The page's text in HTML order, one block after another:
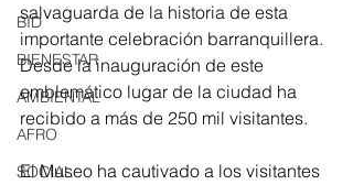
BID
BIENESTAR
AMBIENTAL
AFRO
SOCIAL
salvaguarda de la historia de esta
importante celebración barranquillera.
Desde la inauguración de este
emblemático lugar de la ciudad ha
recibido a más de 250 mil visitantes.
El Museo ha cautivado a los visitantes